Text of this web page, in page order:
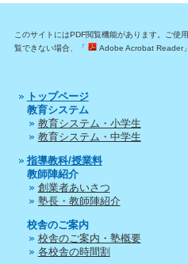
このサイトにはPDF閲覧機能があります。ご使
覧できない場合、「
Adobe Acrobat Reader
トップページ
教育システム
教育システム・小学生
教育システム・中学生
指導教科/授業料
教師陣紹介
創業者あいさつ
塾長・教師陣紹介
校舎のご案内
校舎のご案内・塾概要
各校舎の時間割